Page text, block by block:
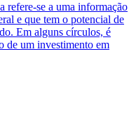
refere-se a uma informação
e que tem o potencial de
Em alguns círculos, é
de um investimento em